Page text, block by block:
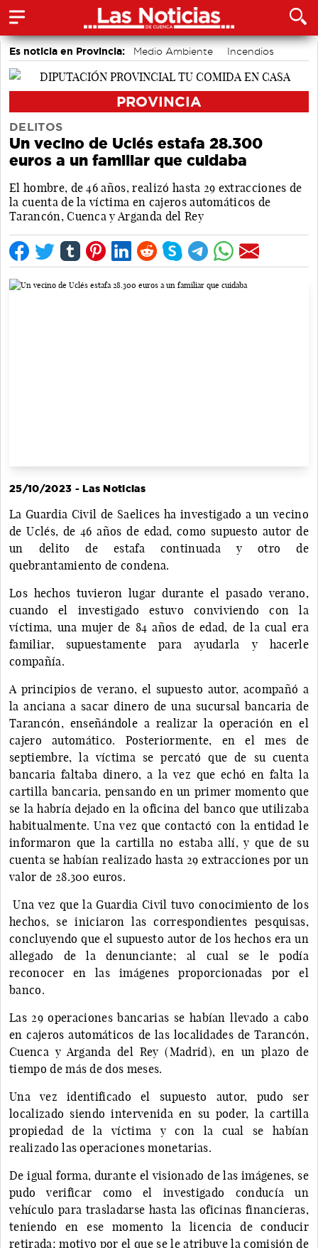
Es noticia en Provincia: Medio Ambiente Incendios
PROVINCIA
DELITOS
Un vecino de Uclés estafa 28.300
euros a un familiar que cuidaba
El hombre, de 46 años, realizó hasta 29 extracciones de
la cuenta de la víctima en cajeros automáticos de
Tarancón, Cuenca y Arganda del Rey
25/10/2023 - Las Noticias
La Guardia Civil de Saelices ha investigado a un vecino
de Uclés, de 46 años de edad, como supuesto autor de
un delito de estafa continuada y otro de
quebrantamiento de condena.
Los hechos tuvieron lugar durante el pasado verano,
cuando el investigado estuvo conviviendo con la
víctima, una mujer de 84 años de edad, de la cual era
familiar, supuestamente para ayudarla y hacerle
compañía.
A principios de verano, el supuesto autor, acompañó a
la anciana a sacar dinero de una sucursal bancaria de
Tarancón, enseñándole a realizar la operación en el
cajero automático. Posteriormente, en el mes de
septiembre, la víctima se percató que de su cuenta
bancaria faltaba dinero, a la vez que echó en falta la
cartilla bancaria, pensando en un primer momento que
se la habría dejado en la oficina del banco que utilizaba
habitualmente. Una vez que contactó con la entidad le
informaron que la cartilla no estaba allí, y que de su
cuenta se habían realizado hasta 29 extracciones por un
valor de 28.300 euros.
Una vez que la Guardia Civil tuvo conocimiento de los
hechos, se iniciaron las correspondientes pesquisas,
concluyendo que el supuesto autor de los hechos era un
allegado de la denunciante; al cual se le podía
reconocer en las imágenes proporcionadas por el
banco.
Las 29 operaciones bancarias se habían llevado a cabo
en cajeros automáticos de las localidades de Tarancón,
Cuenca y Arganda del Rey (Madrid), en un plazo de
tiempo de más de dos meses.
Una vez identificado el supuesto autor, pudo ser
localizado siendo intervenida en su poder, la cartilla
propiedad de la víctima y con la cual se habían
realizado las operaciones monetarias.
De igual forma, durante el visionado de las imágenes, se
pudo verificar como el investigado conducía un
vehículo para trasladarse hasta las oficinas financieras,
teniendo en ese momento la licencia de conducir
retirada; motivo por el que se le atribuye la comisión de